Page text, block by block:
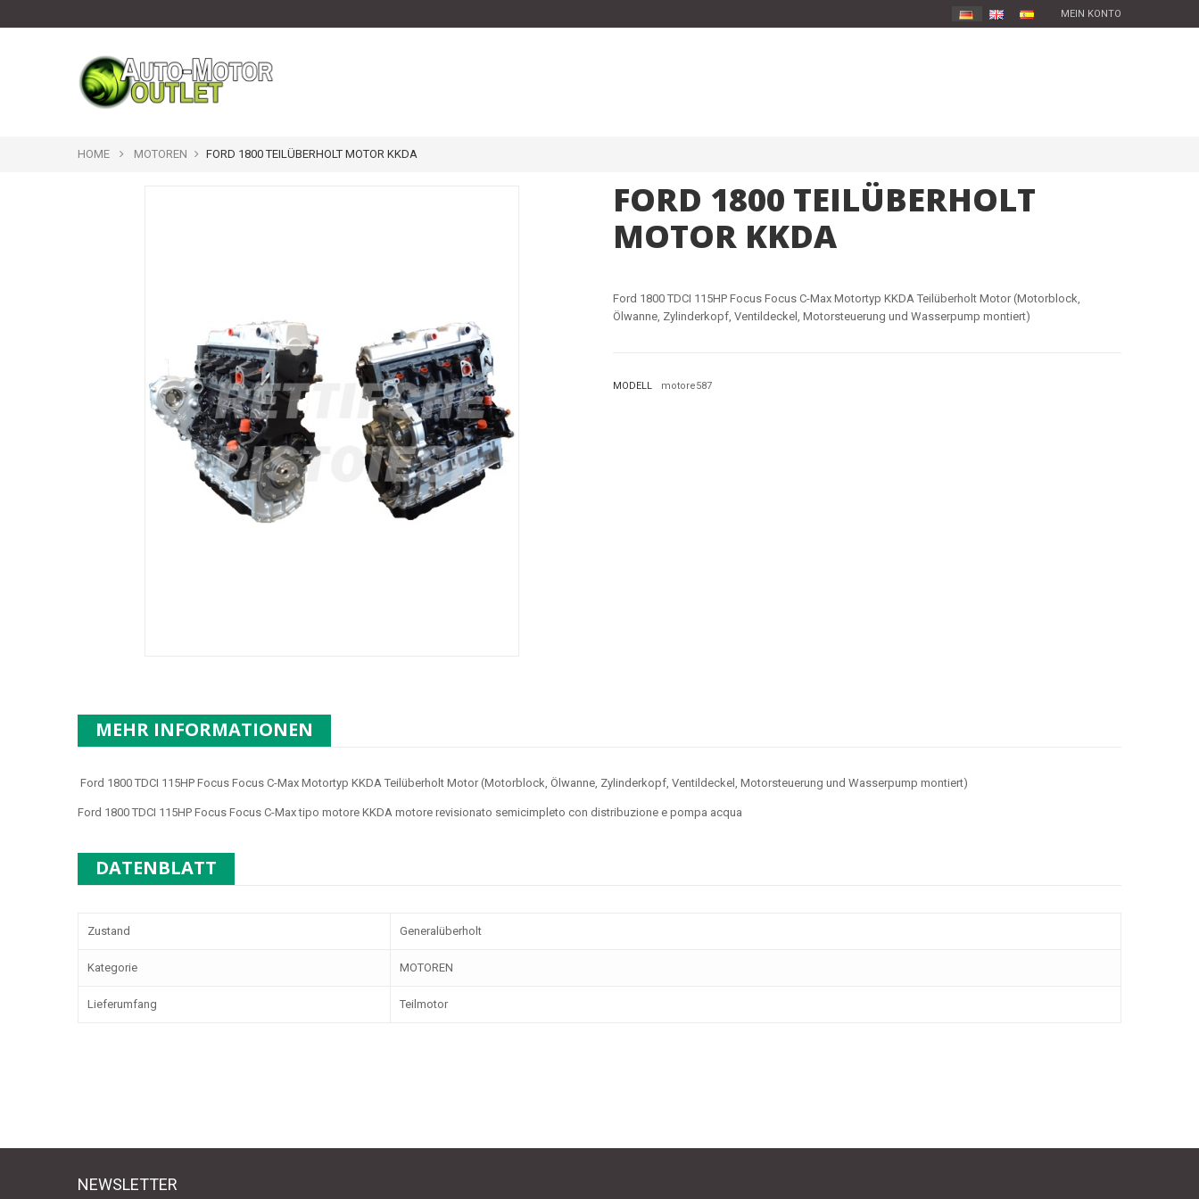
MEIN KONTO
HOME MOTOREN FORD 1800 TEILÜBERHOLT MOTOR KKDA
FORD 1800 TEILÜBERHOLT
MOTOR KKDA
Ford 1800 TDCI 115HP Focus Focus C-Max Motortyp KKDA Teilüberholt Motor (Motorblock,
Ölwanne, Zylinderkopf, Ventildeckel, Motorsteuerung und Wasserpump montiert)
MODELL motore587
MEHR INFORMATIONEN
Ford 1800 TDCI 115HP Focus Focus C-Max Motortyp KKDA Teilüberholt Motor (Motorblock, Ölwanne, Zylinderkopf, Ventildeckel, Motorsteuerung und Wasserpump montiert)
Ford 1800 TDCI 115HP Focus Focus C-Max tipo motore KKDA motore revisionato semicimpleto con distribuzione e pompa acqua
DATENBLATT
Zustand Generalüberholt
Kategorie MOTOREN
Lieferumfang Teilmotor
NEWSLETTER